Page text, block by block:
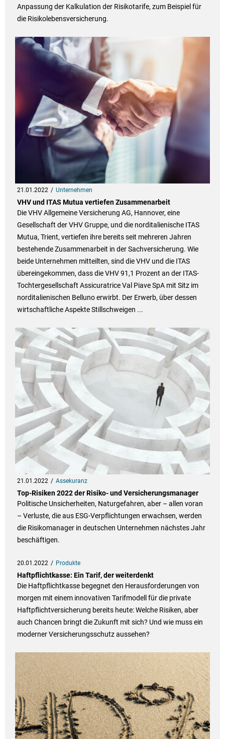
Anpassung der Kalkulation der Risikotarife, zum Beispiel für
die Risikolebensversicherung.
21.01.2022 Unternehmen
VHV und ITAS Mutua vertiefen Zusammenarbeit
Die VHV Allgemeine Versicherung AG, Hannover, eine
Gesellschaft der VHV Gruppe, und die norditalienische ITAS
Mutua, Trient, vertiefen ihre bereits seit mehreren Jahren
bestehende Zusammenarbeit in der Sachversicherung. Wie
beide Unternehmen mitteilten, sind die VHV und die ITAS
übereingekommen, dass die VHV 91,1 Prozent an der ITAS-
Tochtergesellschaft Assicuratrice Val Piave SpA mit Sitz im
norditalienischen Belluno erwirbt. Der Erwerb, über dessen
wirtschaftliche Aspekte Stillschweigen ...
21.01.2022 Assekuranz
Top-Risiken 2022 der Risiko- und Versicherungsmanager
Politische Unsicherheiten, Naturgefahren, aber – allen voran
– Verluste, die aus ESG-Verpflichtungen erwachsen, werden
die Risikomanager in deutschen Unternehmen nächstes Jahr
beschäftigen.
20.01.2022 Produkte
Haftpflichtkasse: Ein Tarif, der weiterdenkt
Die Haftpflichtkasse begegnet den Herausforderungen von
morgen mit einem innovativen Tarifmodell für die private
Haftpflichtversicherung bereits heute: Welche Risiken, aber
auch Chancen bringt die Zukunft mit sich? Und wie muss ein
moderner Versicherungsschutz aussehen?